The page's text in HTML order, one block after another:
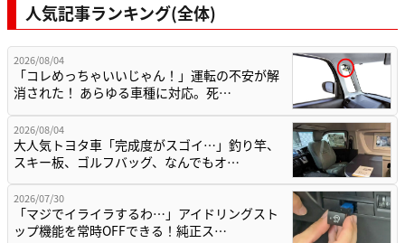
人気記事ランキング(全体)
2026/08/04
「コレめっちゃいいじゃん！」運転の不安が解
消された！ あらゆる車種に対応。死…
2026/08/04
大人気トヨタ車「完成度がスゴイ…」釣り竿、
スキー板、ゴルフバッグ、なんでもオ…
2026/07/30
「マジでイライラするわ…」アイドリングスト
ップ機能を常時OFFできる！純正ス…